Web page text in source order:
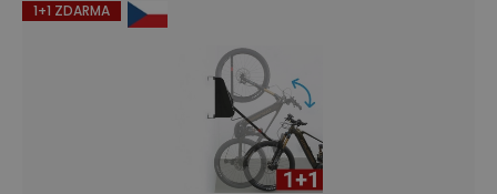
1+1 ZDARMA